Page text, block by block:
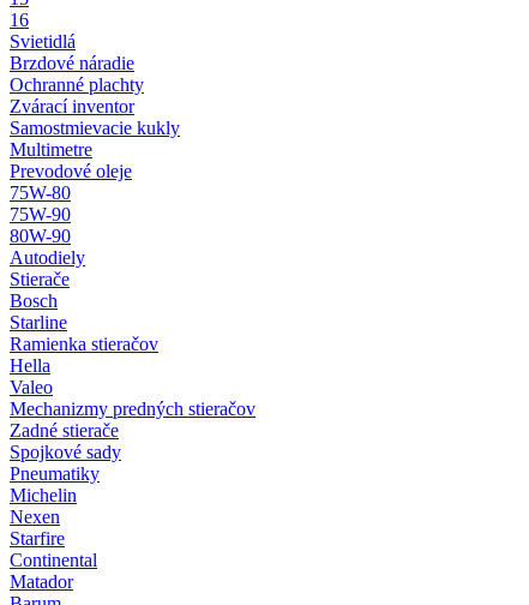
16
Svietidlá
Brzdové náradie
Ochranné plachty
Zvárací inventor
Samostmievacie kukly
Multimetre
Prevodové oleje
75W-80
75W-90
80W-90
Autodiely
Stierače
Bosch
Starline
Ramienka stieračov
Hella
Valeo
Mechanizmy predných stieračov
Zadné stierače
Spojkové sady
Pneumatiky
Michelin
Nexen
Starfire
Continental
Matador